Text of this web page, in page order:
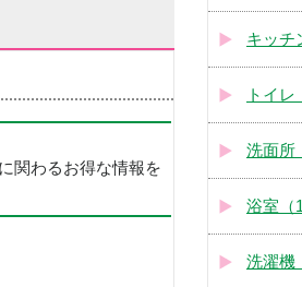
関わるお得な情報を
キッチ
トイレ
洗面所
浴室（
洗濯機